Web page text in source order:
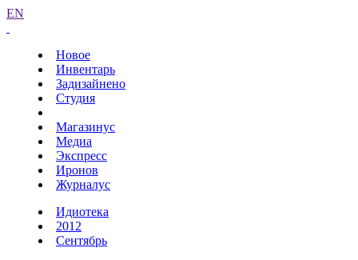
EN
Новое
Инвентарь
Задизайнено
Студия
Магазинус
Медиа
Экспресс
Иронов
Журналус
Идиотека
2012
Сентябрь